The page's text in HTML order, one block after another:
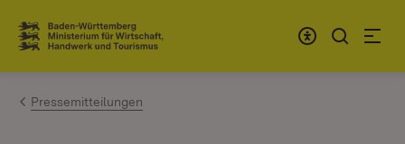
Zum Inhalt springen
Link zur Startseite
Pressemitteilungen